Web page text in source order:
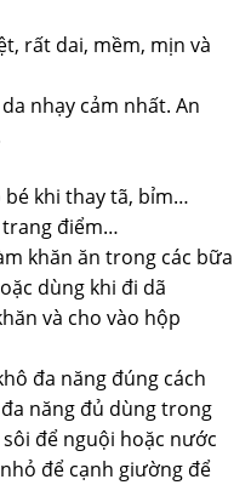
rất dai, mềm, mịn và
nhạy cảm nhất. An
bé khi thay tã, bỉm…
trang điểm…
khăn ăn trong các bữa
dùng khi đi dã
và cho vào hộp
đa năng đúng cách
năng đủ dùng trong
để nguội hoặc nước
để cạnh giường để